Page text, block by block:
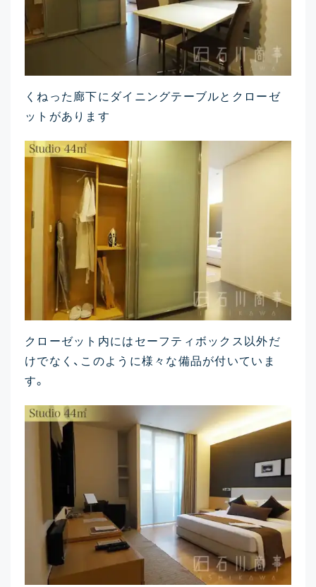
くねった廊下にダイニングテーブルとクローゼ
ットがあります
クローゼット内にはセーフティボックス以外だ
けでなく、このように様々な備品が付いていま
す。